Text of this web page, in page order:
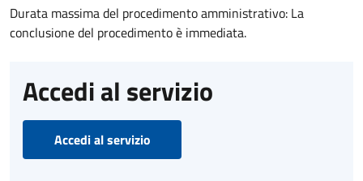
Durata massima del procedimento amministrativo: La
conclusione del procedimento è immediata.
Accedi al servizio
Accedi al servizio